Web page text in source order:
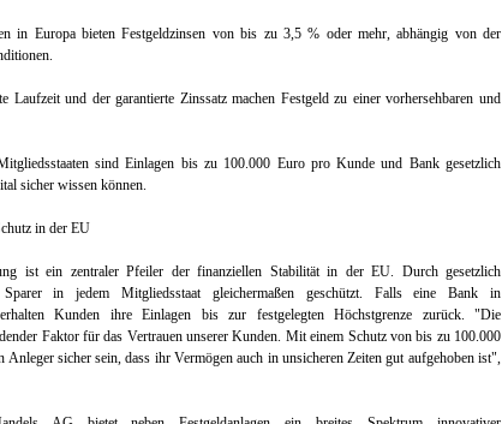
in Europa bieten Festgeldzinsen von bis zu 3,5 % oder mehr, abhängig von der
Laufzeit und der garantierte Zinssatz machen Festgeld zu einer vorhersehbaren und
sind Einlagen bis zu 100.000 Euro pro Kunde und Bank gesetzlich
sicher wissen können.
in der EU
ist ein zentraler Pfeiler der finanziellen Stabilität in der EU. Durch gesetzlich
in jedem Mitgliedsstaat gleichermaßen geschützt. Falls eine Bank in
erhalten Kunden ihre Einlagen bis zur festgelegten Höchstgrenze zurück. "Die
Faktor für das Vertrauen unserer Kunden. Mit einem Schutz von bis zu 100.000
sicher sein, dass ihr Vermögen auch in unsicheren Zeiten gut aufgehoben ist",